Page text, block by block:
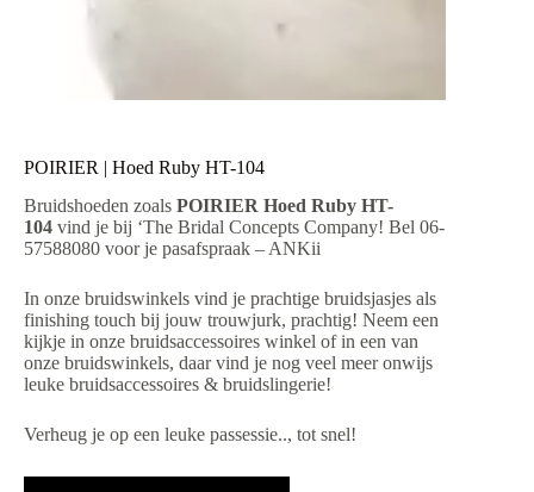
POIRIER | Hoed Ruby HT-104
Bruidshoeden zoals POIRIER Hoed Ruby HT-
104 vind je bij ‘The Bridal Concepts Company! Bel 06-
57588080 voor je pasafspraak – ANKii
In onze bruidswinkels vind je prachtige bruidsjasjes als
finishing touch bij jouw trouwjurk, prachtig! Neem een
kijkje in onze bruidsaccessoires winkel of in een van
onze bruidswinkels, daar vind je nog veel meer onwijs
leuke bruidsaccessoires & bruidslingerie!
Verheug je op een leuke passessie.., tot snel!